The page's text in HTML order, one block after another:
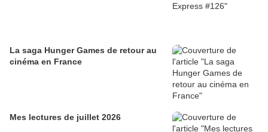
La saga Hunger Games de retour au
cinéma en France
Mes lectures de juillet 2026